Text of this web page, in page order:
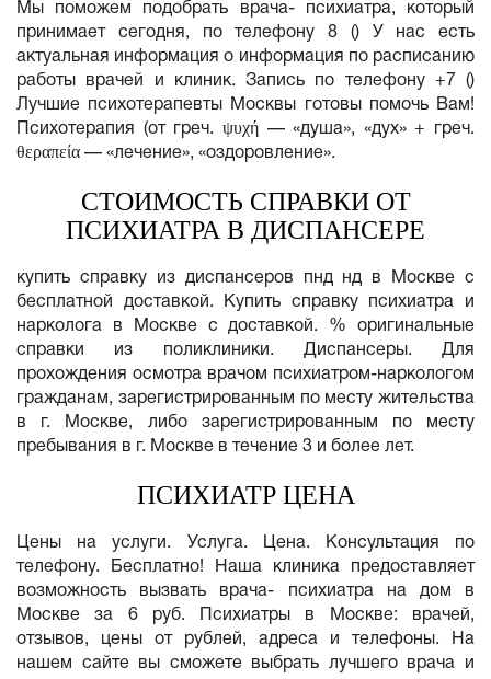
Мы поможем подобрать врача- психиатра, который
принимает сегодня, по телефону 8 () У нас есть
актуальная информация о информация по расписанию
работы врачей и клиник. Запись по телефону +7 ()
Лучшие психотерапевты Москвы готовы помочь Вам!
Психотерапия (от греч. ψυχή — «душа», «дух» + греч.
θεραπεία — «лечение», «оздоровление».
СТОИМОСТЬ СПРАВКИ ОТ
ПСИХИАТРА В ДИСПАНСЕРЕ
купить справку из диспансеров пнд нд в Москве с
бесплатной доставкой. Купить справку психиатра и
нарколога в Москве с доставкой. % оригинальные
справки из поликлиники. Диспансеры. Для
прохождения осмотра врачом психиатром-наркологом
гражданам, зарегистрированным по месту жительства
в г. Москве, либо зарегистрированным по месту
пребывания в г. Москве в течение 3 и более лет.
ПСИХИАТР ЦЕНА
Цены на услуги. Услуга. Цена. Консультация по
телефону. Бесплатно! Наша клиника предоставляет
возможность вызвать врача- психиатра на дом в
Москве за 6 руб. Психиатры в Москве: врачей,
отзывов, цены от рублей, адреса и телефоны. На
нашем сайте вы сможете выбрать лучшего врача и